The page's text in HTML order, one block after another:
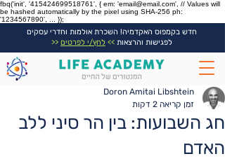
fbq('init', '415424699518761', { em: 'email@email.com', // Values will
be hashed automatically by the pixel using SHA-256 ph:
'1234567890', ... });
חדש בקמפוס האקדמיה! השכרת אולמות וחדרי עסקים
לפגישות והרצאות >> לחץ/י לפרטים <<
חג השבועות: בין הר סיני ללב
האדם
Doron Amitai Libshtein
זמן קריאה 2 דקות